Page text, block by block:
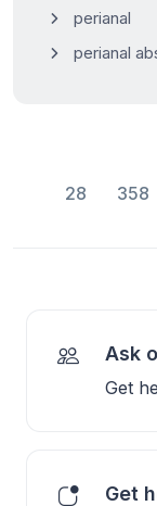
perianal
perianal
28 358
Ask
Get
Get